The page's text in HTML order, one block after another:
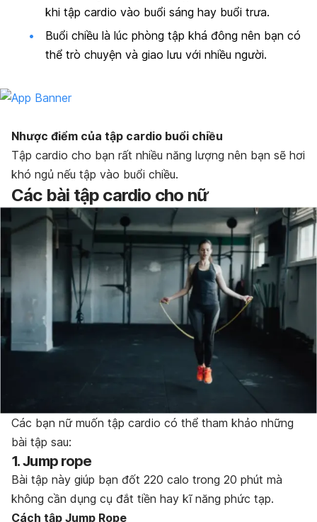
khi tập cardio vào buổi sáng hay buổi trưa.
Buổi chiều là lúc phòng tập khá đông nên bạn có
thể trò chuyện và giao lưu với nhiều người.
Nhược điểm của tập cardio buổi chiều
Tập cardio cho bạn rất nhiều năng lượng nên bạn sẽ hơi
khó ngủ nếu tập vào buổi chiều.
Các bài tập cardio cho nữ
Các bạn nữ muốn tập cardio có thể tham khảo những
bài tập sau:
1. Jump rope
Bài tập này giúp bạn đốt 220 calo trong 20 phút mà
không cần dụng cụ đắt tiền hay kĩ năng phức tạp.
Cách tập Jump Rope